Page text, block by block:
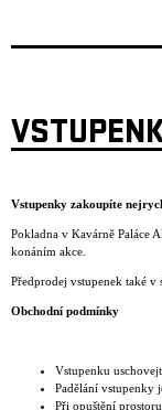
Vstupenky zakoupíte
Pokladna v Kavárně Paláce
konáním akce.
Předprodej vstupenek také v
Obchodní podmínky
Vstupenku
Padělání vstupenky
Při opuštění